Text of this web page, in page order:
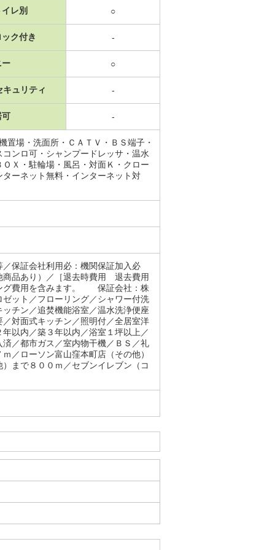
レ別 ○
ク付き -
ー ○
キュリティ -
可 -
置場・洗面所・ＣＡＴＶ・ＢＳ端子・
ンロ可・シャンプードレッサ・温水
Ｘ・駐輪場・風呂・対面Ｋ・クロー
ーネット無料・インターネット対
保証会社利用必：機関保証加入必
商品あり）／［退去時費用 退去費用
グ費用を含みます。 保証会社：株
ット／フローリング／シャワー付洗
チン／追焚機能浴室／温水洗浄便座
対面式キッチン／照明付／全居室洋
以内／築３年以内／浴室１坪以上／
／都市ガス／室内物干機／ＢＳ／礼
／ローソン富山窪本町店（その他）
まで８００ｍ／セブンイレブン（コ